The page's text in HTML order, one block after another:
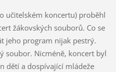
učitelském koncertu) proběhl
žákovských souborů. Co se
jeho program nijak pestrý.
soubor. Nicméně, koncert byl
dětí a dospívající mládeže